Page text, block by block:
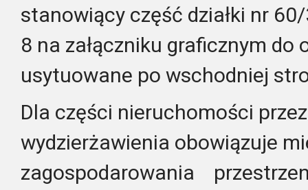
stanowiący część działki nr
8 na załączniku graficznym do
usytuowane po wschodniej
Dla części nieruchomości
wydzierżawienia obowiązuje
zagospodarowania